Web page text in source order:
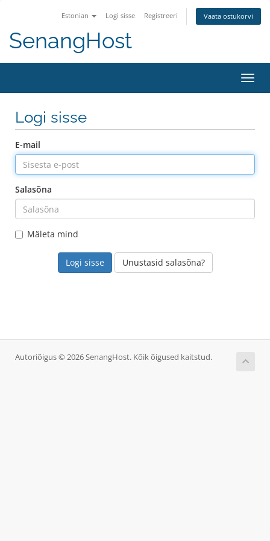
Estonian Logi sisse Registreeri Vaata ostukorvi
SenangHost
Logi sisse
E-mail
Salasõna
Mäleta mind
Unustasid salasõna?
Autoriõigus © 2026 SenangHost. Kõik õigused kaitstud.